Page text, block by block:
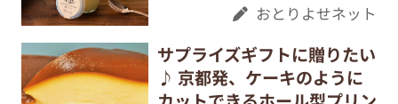
おとりよせネット
サプライズギフトに贈りたい
♪ 京都発、ケーキのように